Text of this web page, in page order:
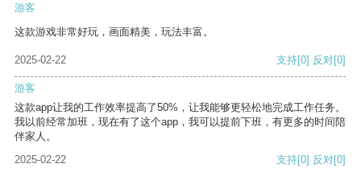
游客
这款游戏非常好玩，画面精美，玩法丰富。
2025-02-22 支持[0] 反对[0]
游客
这款app让我的工作效率提高了50%，让我能够更轻松地完成工作任务。
我以前经常加班，现在有了这个app，我可以提前下班，有更多的时间陪
伴家人。
2025-02-22
支持[0] 反对[0]